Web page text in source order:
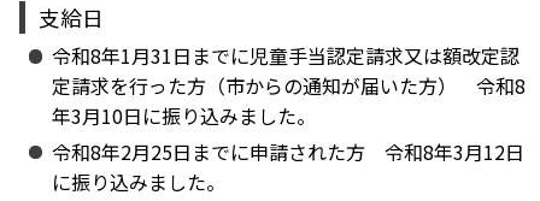
支給日
令和8年1月31日までに児童手当認定請求又は額改定認
定請求を行った方（市からの通知が届いた方） 令和8
年3月10日に振り込みました。
令和8年2月25日までに申請された方 令和8年3月12日
に振り込みました。